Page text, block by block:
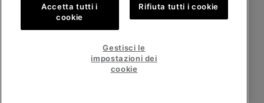
Condizioni Generali di Vendita
Public CBCR
Servizio clienti: Lun. - Ven. 9:00 - 13:00 & 14:00 - 18:00
Shopping online disponibile
Accetta tutti i
cookie
Rifiuta tutti i cookie
Gestisci le
impostazioni dei
cookie